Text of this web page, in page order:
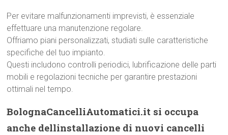
Per evitare malfunzionamenti imprevisti, è essenziale
effettuare una manutenzione regolare.
Offriamo piani personalizzati, studiati sulle caratteristiche
specifiche del tuo impianto.
Questi includono controlli periodici, lubrificazione delle parti
mobili e regolazioni tecniche per garantire prestazioni
ottimali nel tempo.
BolognaCancelliAutomatici.it si occupa
anche dellinstallazione di nuovi cancelli